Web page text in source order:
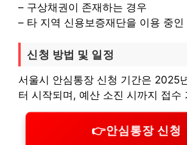
– 구상채권이 존재하는 경우
– 타 지역 신용보증재단을 이용 중인
신청 방법 및 일정
서울시 안심통장 신청 기간은 2025
터 시작되며, 예산 소진 시까지 접수
👉안심통장 신청